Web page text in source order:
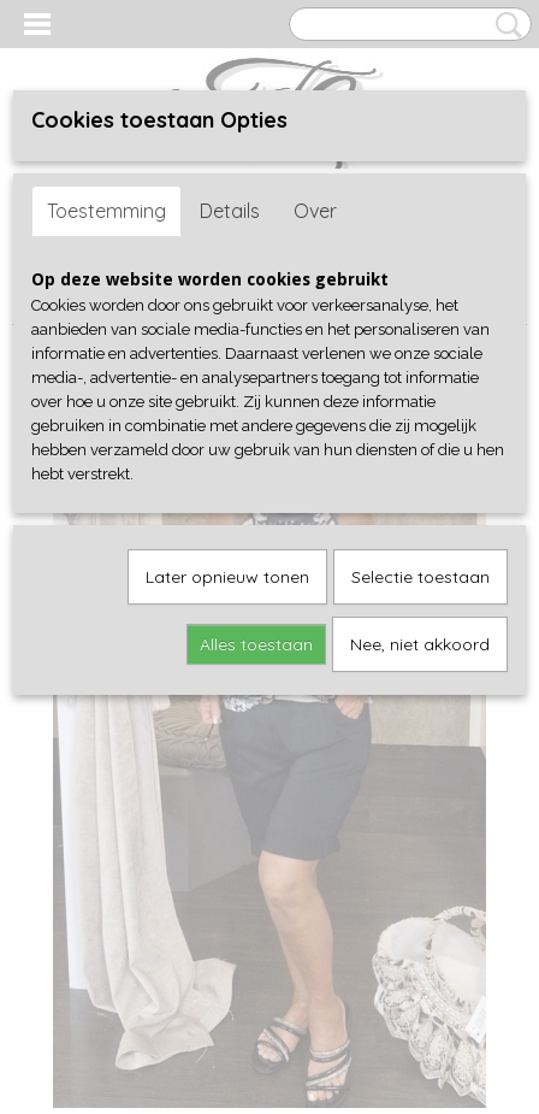
Inloggen Registreren
Home >Shop>Collectie>Tops & T-Shirts> Top Missy Neckless
haltertop
Cookies toestaan Opties
Toestemming Details Over
Op deze website worden cookies gebruikt
Cookies worden door ons gebruikt voor verkeersanalyse, het
aanbieden van sociale media-functies en het personaliseren van
informatie en advertenties. Daarnaast verlenen we onze sociale
media-, advertentie- en analysepartners toegang tot informatie
over hoe u onze site gebruikt. Zij kunnen deze informatie
gebruiken in combinatie met andere gegevens die zij mogelijk
hebben verzameld door uw gebruik van hun diensten of die u hen
hebt verstrekt.
Later opnieuw tonen Selectie toestaan
Alles toestaan Nee, niet akkoord